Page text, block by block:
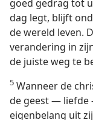
goed gedrag tot
dag legt, blijft
de wereld leven.
verandering in
de juiste weg te
5 Wanneer de
de geest — liefde
eigenbelang uit